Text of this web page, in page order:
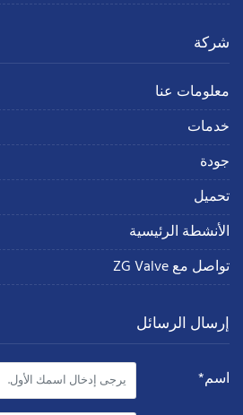
شركة
معلومات عنا
خدمات
جودة
تحميل
الأنشطة الرئيسية
تواصل مع ZG Valve
إرسال الرسائل
اسم*